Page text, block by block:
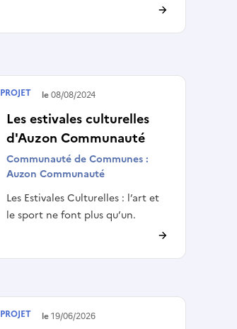
Les estivales culturelles
d'Auzon Communauté
Communauté de Communes :
Auzon Communauté
Les Estivales Culturelles : l’art et
le sport ne font plus qu’un.
Terminé le08/08/2024
PROJET
Terminé le19/06/2026
PROJET